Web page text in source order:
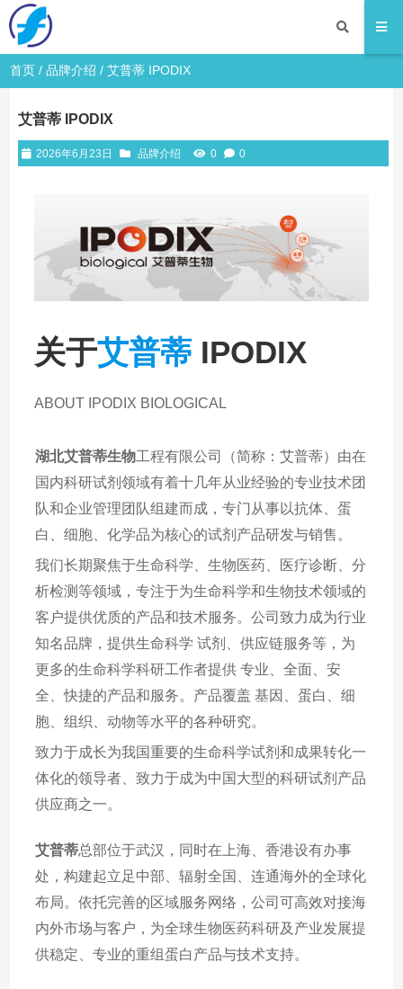
首页 /品牌介绍 / 艾普蒂 IPODIX
艾普蒂 IPODIX
2026年6月23日 品牌介绍 0 0
关于艾普蒂 IPODIX
ABOUT IPODIX BIOLOGICAL
湖北艾普蒂生物工程有限公司（简称：艾普蒂）由在
国内科研试剂领域有着十几年从业经验的专业技术团
队和企业管理团队组建而成，专门从事以抗体、蛋
白、细胞、化学品为核心的试剂产品研发与销售。
我们长期聚焦于生命科学、生物医药、医疗诊断、分
析检测等领域，专注于为生命科学和生物技术领域的
客户提供优质的产品和技术服务。公司致力成为行业
知名品牌，提供生命科学 试剂、供应链服务等，为
更多的生命科学科研工作者提供 专业、全面、安
全、快捷的产品和服务。产品覆盖 基因、蛋白、细
胞、组织、动物等水平的各种研究。
致力于成长为我国重要的生命科学试剂和成果转化一
体化的领导者、致力于成为中国大型的科研试剂产品
供应商之一。
艾普蒂总部位于武汉，同时在上海、香港设有办事
处，构建起立足中部、辐射全国、连通海外的全球化
布局。依托完善的区域服务网络，公司可高效对接海
内外市场与客户，为全球生物医药科研及产业发展提
供稳定、专业的重组蛋白产品与技术支持。